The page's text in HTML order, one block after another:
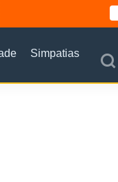
Simpatias